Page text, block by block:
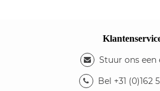
Stuur ons een
Bel +31 (0)162